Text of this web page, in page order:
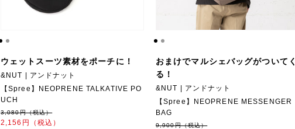
ウェットスーツ素材をポーチに！
&NUT | アンドナット
【Spree】NEOPRENE TALKATIVE PO
UCH
3,080円（税込）
2,156円（税込）
おまけでマルシェバッグがついてく
る！
&NUT | アンドナット
【Spree】NEOPRENE MESSENGER
BAG
9,900円（税込）